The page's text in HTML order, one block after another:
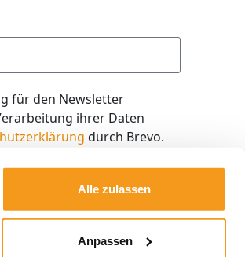
Alle zulassen
Anpassen
für den Newsletter
ihrer Daten
durch Brevo.
dem Link im Newsletter
abonnieren